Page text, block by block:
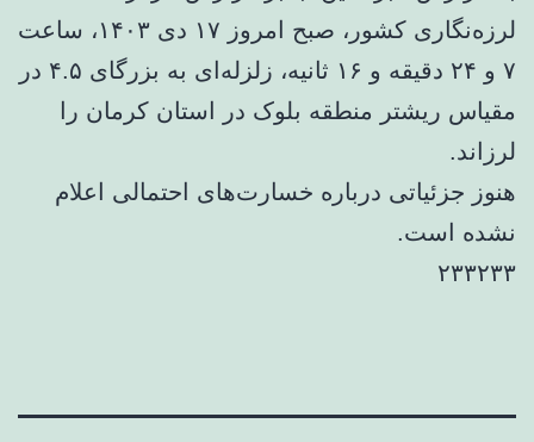
لرزه‌نگاری کشور، صبح امروز ۱۷ دی ۱۴۰۳، ساعت
۷ و ۲۴ دقیقه و ۱۶ ثانیه، زلزله‌ای به بزرگای ۴.۵ در
مقیاس ریشتر منطقه بلوک در استان کرمان را
لرزاند.
هنوز جزئیاتی درباره خسارت‌های احتمالی اعلام
نشده است.
۲۳۳۲۳۳